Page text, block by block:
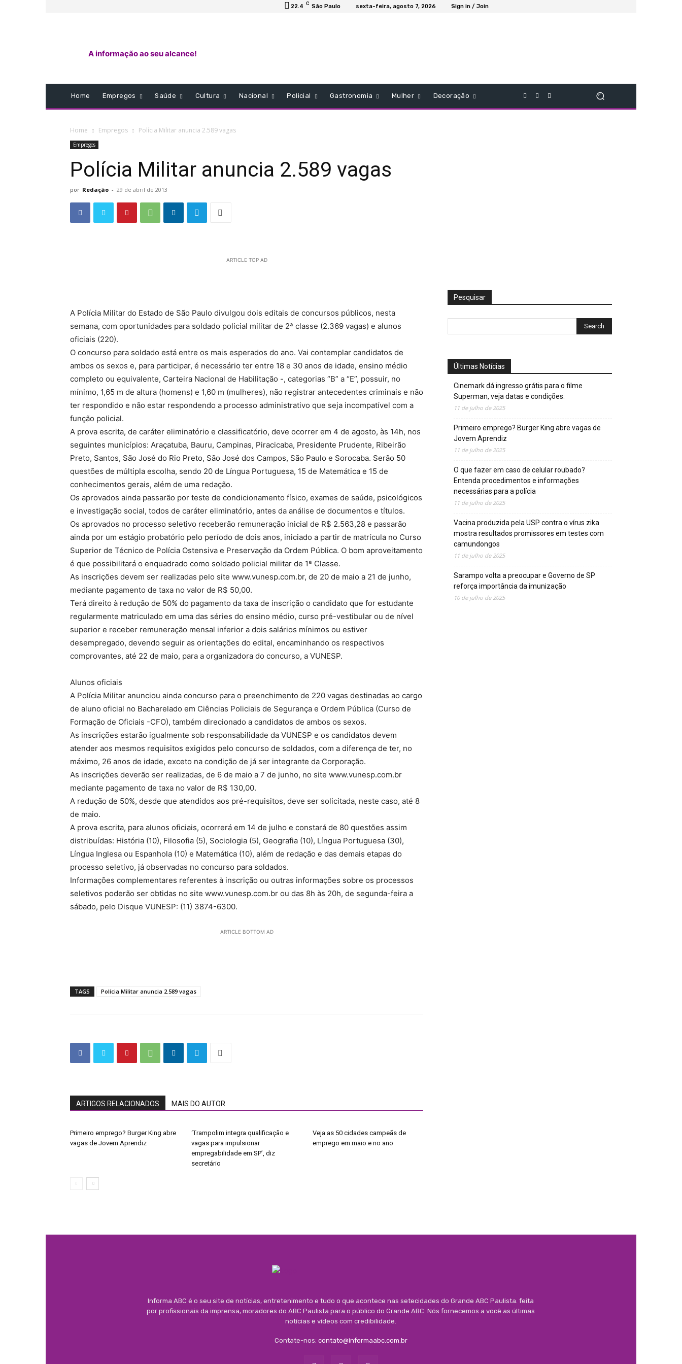
22.4 C São Paulo sexta-feira, agosto 7, 2026 Sign in / Join
A informação ao seu alcance!
Home Empregos Saúde Cultura Nacional Policial Gastronomia Mulher Decoração
Home Empregos Polícia Militar anuncia 2.589 vagas
Empregos
Polícia Militar anuncia 2.589 vagas
por Redação - 29 de abril de 2013
ARTICLE TOP AD
A Polícia Militar do Estado de São Paulo divulgou dois editais de concursos públicos, nesta
semana, com oportunidades para soldado policial militar de 2ª classe (2.369 vagas) e alunos
oficiais (220).
O concurso para soldado está entre os mais esperados do ano. Vai contemplar candidatos de
ambos os sexos e, para participar, é necessário ter entre 18 e 30 anos de idade, ensino médio
completo ou equivalente, Carteira Nacional de Habilitação -, categorias “B” a “E”, possuir, no
mínimo, 1,65 m de altura (homens) e 1,60 m (mulheres), não registrar antecedentes criminais e não
ter respondido e não estar respondendo a processo administrativo que seja incompatível com a
função policial.
A prova escrita, de caráter eliminatório e classificatório, deve ocorrer em 4 de agosto, às 14h, nos
seguintes municípios: Araçatuba, Bauru, Campinas, Piracicaba, Presidente Prudente, Ribeirão
Preto, Santos, São José do Rio Preto, São José dos Campos, São Paulo e Sorocaba. Serão 50
questões de múltipla escolha, sendo 20 de Língua Portuguesa, 15 de Matemática e 15 de
conhecimentos gerais, além de uma redação.
Os aprovados ainda passarão por teste de condicionamento físico, exames de saúde, psicológicos
e investigação social, todos de caráter eliminatório, antes da análise de documentos e títulos.
Os aprovados no processo seletivo receberão remuneração inicial de R$ 2.563,28 e passarão
ainda por um estágio probatório pelo período de dois anos, iniciado a partir de matrícula no Curso
Superior de Técnico de Polícia Ostensiva e Preservação da Ordem Pública. O bom aproveitamento
é que possibilitará o enquadrado como soldado policial militar de 1ª Classe.
As inscrições devem ser realizadas pelo site www.vunesp.com.br, de 20 de maio a 21 de junho,
mediante pagamento de taxa no valor de R$ 50,00.
Terá direito à redução de 50% do pagamento da taxa de inscrição o candidato que for estudante
regularmente matriculado em uma das séries do ensino médio, curso pré-vestibular ou de nível
superior e receber remuneração mensal inferior a dois salários mínimos ou estiver
desempregado, devendo seguir as orientações do edital, encaminhando os respectivos
comprovantes, até 22 de maio, para a organizadora do concurso, a VUNESP.
Alunos oficiais
A Polícia Militar anunciou ainda concurso para o preenchimento de 220 vagas destinadas ao cargo
de aluno oficial no Bacharelado em Ciências Policiais de Segurança e Ordem Pública (Curso de
Formação de Oficiais -CFO), também direcionado a candidatos de ambos os sexos.
As inscrições estarão igualmente sob responsabilidade da VUNESP e os candidatos devem
atender aos mesmos requisitos exigidos pelo concurso de soldados, com a diferença de ter, no
máximo, 26 anos de idade, exceto na condição de já ser integrante da Corporação.
As inscrições deverão ser realizadas, de 6 de maio a 7 de junho, no site www.vunesp.com.br
mediante pagamento de taxa no valor de R$ 130,00.
A redução de 50%, desde que atendidos aos pré-requisitos, deve ser solicitada, neste caso, até 8
de maio.
A prova escrita, para alunos oficiais, ocorrerá em 14 de julho e constará de 80 questões assim
distribuídas: História (10), Filosofia (5), Sociologia (5), Geografia (10), Língua Portuguesa (30),
Língua Inglesa ou Espanhola (10) e Matemática (10), além de redação e das demais etapas do
processo seletivo, já observadas no concurso para soldados.
Informações complementares referentes à inscrição ou outras informações sobre os processos
seletivos poderão ser obtidas no site www.vunesp.com.br ou das 8h às 20h, de segunda-feira a
sábado, pelo Disque VUNESP: (11) 3874-6300.
ARTICLE BOTTOM AD
TAGS Polícia Militar anuncia 2.589 vagas
ARTIGOS RELACIONADOS MAIS DO AUTOR
Primeiro emprego? Burger King abre
vagas de Jovem Aprendiz
‘Trampolim integra qualificação e
vagas para impulsionar
empregabilidade em SP’, diz
secretário
Veja as 50 cidades campeãs de
emprego em maio e no ano
Pesquisar
Últimas Notícias
Cinemark dá ingresso grátis para o filme
Superman, veja datas e condições:
11 de julho de 2025
Primeiro emprego? Burger King abre vagas de
Jovem Aprendiz
11 de julho de 2025
O que fazer em caso de celular roubado?
Entenda procedimentos e informações
necessárias para a polícia
11 de julho de 2025
Vacina produzida pela USP contra o vírus zika
mostra resultados promissores em testes com
camundongos
11 de julho de 2025
Sarampo volta a preocupar e Governo de SP
reforça importância da imunização
10 de julho de 2025
Informa ABC é o seu site de notícias, entretenimento e tudo o que acontece nas setecidades do Grande ABC Paulista. feita
por profissionais da imprensa, moradores do ABC Paulista para o público do Grande ABC. Nós fornecemos a você as últimas
notícias e vídeos com credibilidade.
Contate-nos: contato@informaabc.com.br